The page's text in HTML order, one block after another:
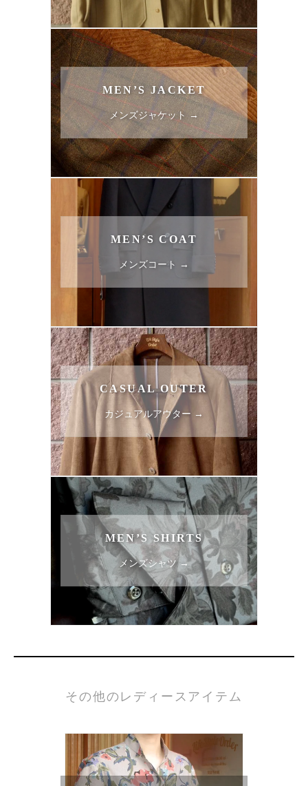
MEN’S JACKET
メンズジャケット →
MEN’S COAT
メンズコート →
CASUAL OUTER
カジュアルアウター →
MEN’S SHIRTS
メンズシャツ →
その他のレディースアイテム